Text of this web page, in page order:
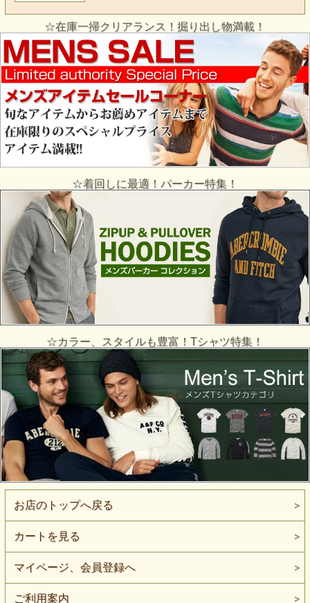
☆在庫一掃クリアランス！掘り出し物満載！
☆着回しに最適！パーカー特集！
☆カラー、スタイルも豊富！Tシャツ特集！
お店のトップへ戻る
カートを見る
マイページ、会員登録へ
ご利用案内